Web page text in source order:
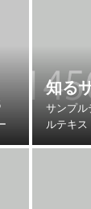
知る